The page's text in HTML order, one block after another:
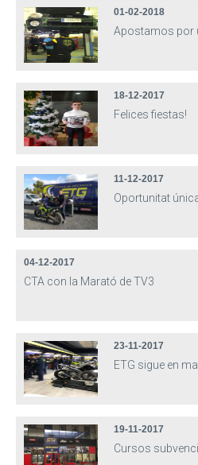
01-02-2018
Apostamos por
18-12-2017
Felices fiestas!
11-12-2017
Oportunitat
04-12-2017
CTA con la Marató de TV3
23-11-2017
ETG sigue en
19-11-2017
Cursos